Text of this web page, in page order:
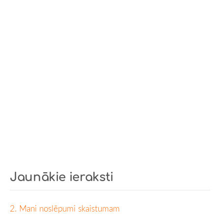
Jaunākie ieraksti
2. Mani noslēpumi skaistumam